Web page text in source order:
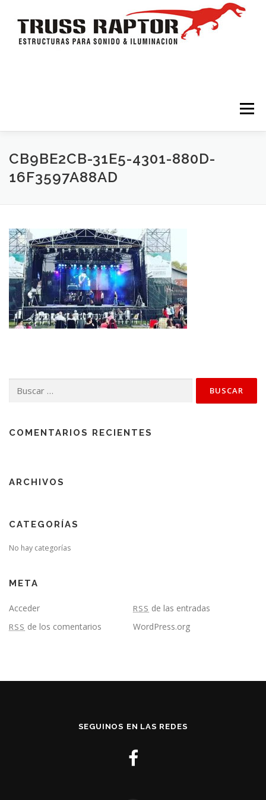
Menú
HOME TRÍPODES Y TORRES TRUSSES
ILUMINACION CONTACTO
CB9BE2CB-31E5-4301-880D-
16F3597A88AD
COMENTARIOS RECIENTES
ARCHIVOS
CATEGORÍAS
No hay categorías
META
Acceder RSS de las entradas
RSS de los comentarios WordPress.org
SEGUINOS EN LAS REDES